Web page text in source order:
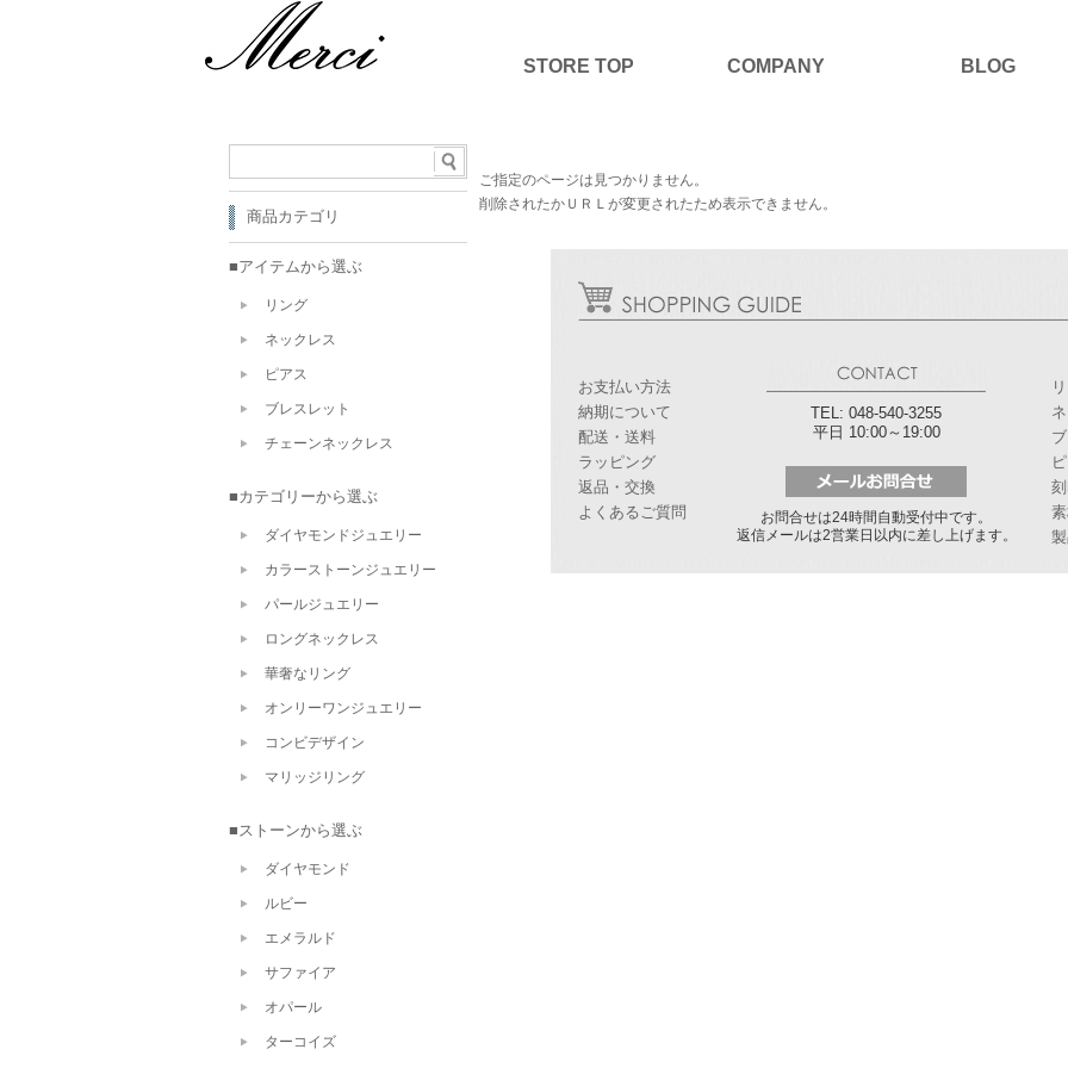
BLOG
COMPANY
STORE TOP
ご指定のページは見つかりません。
削除されたかＵＲＬが変更されたため表示できません。
お支払い方法
納期について
配送・送料
ラッピング
返品・交換
よくあるご質問
TEL: 048-540-3255
平日 10:00～19:00
お問合せは24時間自動受付中です。
返信メールは2営業日以内に差し上げます。
商品カテゴリ
■アイテムから選ぶ
リング
ネックレス
ピアス
ブレスレット
チェーンネックレス
■カテゴリーから選ぶ
ダイヤモンドジュエリー
カラーストーンジュエリー
パールジュエリー
ロングネックレス
華奢なリング
オンリーワンジュエリー
コンビデザイン
マリッジリング
■ストーンから選ぶ
ダイヤモンド
ルビー
エメラルド
サファイア
オパール
ターコイズ